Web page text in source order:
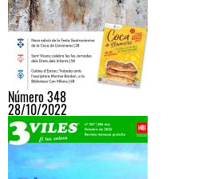
Número 348
28/10/2022